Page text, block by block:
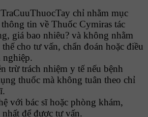
chỉ nhằm mục
tin về Thuốc Cymiras tác
giá bao nhiêu? và không nhằm
cho tư vấn, chẩn đoán hoặc điều
nghiệp.
trừ trách nhiệm y tế nếu bệnh
thuốc mà không tuân theo chỉ
với bác sĩ hoặc phòng khám,
để được tư vấn.